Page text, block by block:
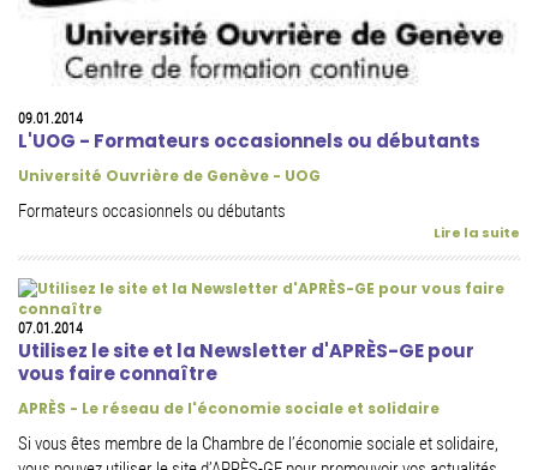
09.01.2014
L'UOG - Formateurs occasionnels ou débutants
Université Ouvrière de Genève - UOG
Formateurs occasionnels ou débutants
Lire la suite
07.01.2014
Utilisez le site et la Newsletter d'APRÈS-GE pour
vous faire connaître
APRÈS - Le réseau de l'économie sociale et solidaire
Si vous êtes membre de la Chambre de l’économie sociale et solidaire,